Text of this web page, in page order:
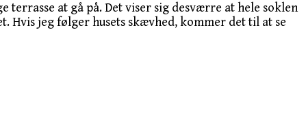
at gå på. Det viser sig desværre at hele soklen
Hvis jeg følger husets skævhed, kommer det til at se